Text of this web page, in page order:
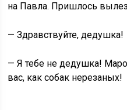
на Павла. Пришлось
— Здравствуйте, дедушка!
— Я тебе не дедушка!
вас, как собак нерезаных!